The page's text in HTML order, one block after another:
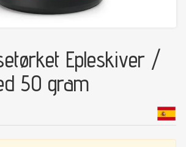
Epleskiver /
50 gram